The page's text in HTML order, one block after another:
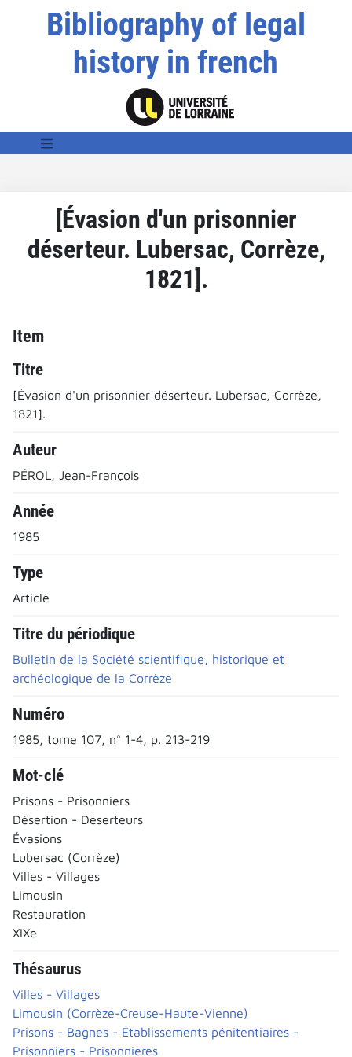
Bibliography of legal
history in french
[Évasion d'un prisonnier
déserteur. Lubersac, Corrèze,
1821].
Item
Titre
[Évasion d'un prisonnier déserteur. Lubersac, Corrèze,
1821].
Auteur
PÉROL, Jean-François
Année
1985
Type
Article
Titre du périodique
Bulletin de la Société scientifique, historique et
archéologique de la Corrèze
Numéro
1985, tome 107, n° 1-4, p. 213-219
Mot-clé
Prisons - Prisonniers
Désertion - Déserteurs
Évasions
Lubersac (Corrèze)
Villes - Villages
Limousin
Restauration
XIXe
Thésaurus
Villes - Villages
Limousin (Corrèze-Creuse-Haute-Vienne)
Prisons - Bagnes - Établissements pénitentiaires -
Prisonniers - Prisonnières